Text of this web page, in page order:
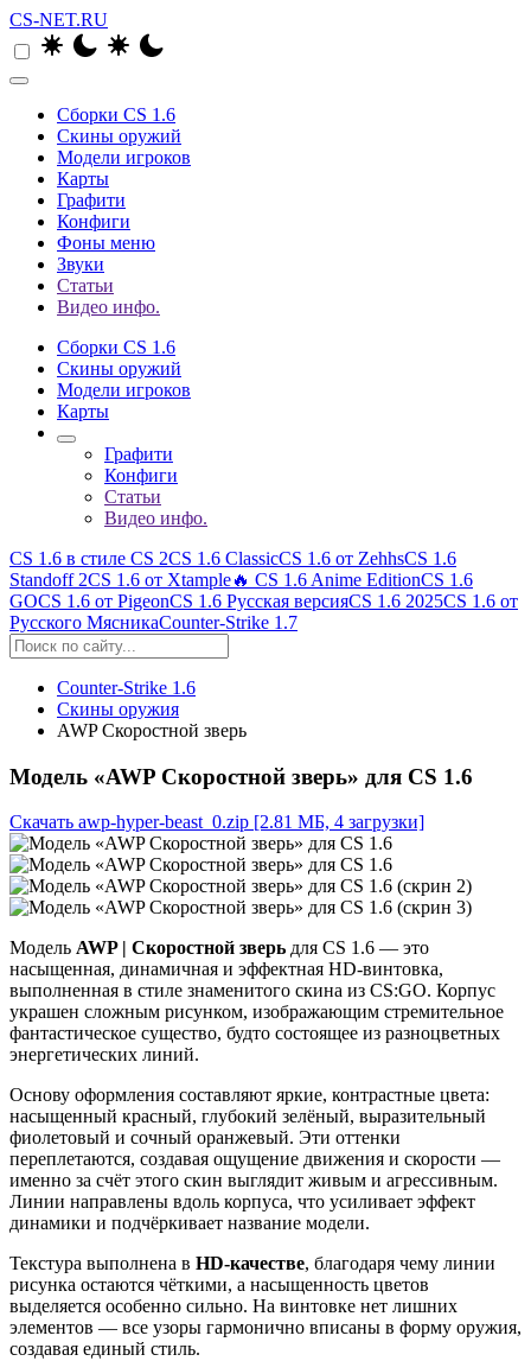
CS-NET.RU
Сборки CS 1.6
Скины оружий
Модели игроков
Карты
Графити
Конфиги
Фоны меню
Звуки
Статьи
Видео инфо.
Сборки CS 1.6
Скины оружий
Модели игроков
Карты
Графити
Конфиги
Статьи
Видео инфо.
CS 1.6 в стиле CS 2CS 1.6 ClassicCS 1.6 от ZehhsCS 1.6
Standoff 2CS 1.6 от Xtample🔥 CS 1.6 Anime EditionCS 1.6
GOCS 1.6 от PigeonCS 1.6 Русская версияCS 1.6 2025CS 1.6 от
Русского МясникаCounter-Strike 1.7
Counter-Strike 1.6
Скины оружия
AWP Скоростной зверь
Модель «AWP Скоростной зверь» для CS 1.6
Скачать awp-hyper-beast_0.zip [2.81 МБ, 4 загрузки]
Модель AWP | Скоростной зверь для CS 1.6 — это
насыщенная, динамичная и эффектная HD-винтовка,
выполненная в стиле знаменитого скина из CS:GO. Корпус
украшен сложным рисунком, изображающим стремительное
фантастическое существо, будто состоящее из разноцветных
энергетических линий.
Основу оформления составляют яркие, контрастные цвета:
насыщенный красный, глубокий зелёный, выразительный
фиолетовый и сочный оранжевый. Эти оттенки
переплетаются, создавая ощущение движения и скорости —
именно за счёт этого скин выглядит живым и агрессивным.
Линии направлены вдоль корпуса, что усиливает эффект
динамики и подчёркивает название модели.
Текстура выполнена в HD-качестве, благодаря чему линии
рисунка остаются чёткими, а насыщенность цветов
выделяется особенно сильно. На винтовке нет лишних
элементов — все узоры гармонично вписаны в форму оружия,
создавая единый стиль.